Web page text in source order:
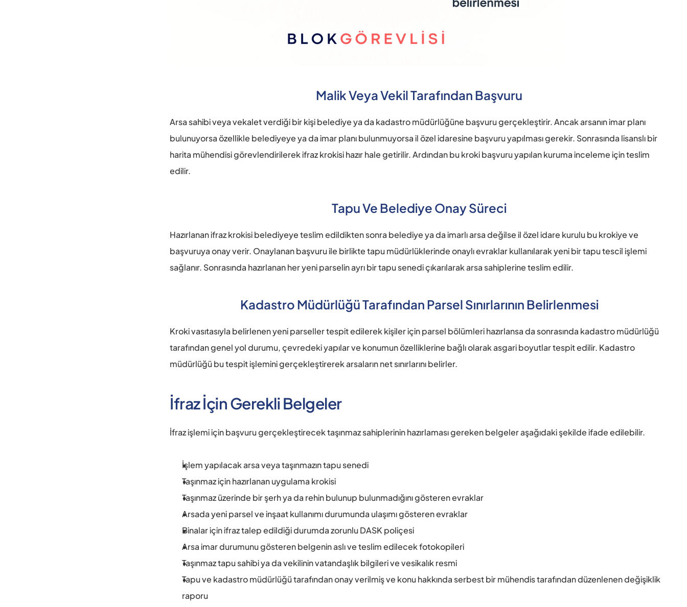
Malik Veya Vekil Tarafından Başvuru
Arsa sahibi veya vekalet verdiği bir kişi belediye ya da kadastro müdürlüğüne başvuru gerçekleştirir. Ancak arsanın imar planı
bulunuyorsa özellikle belediyeye ya da imar planı bulunmuyorsa il özel idaresine başvuru yapılması gerekir. Sonrasında lisanslı bir
harita mühendisi görevlendirilerek ifraz krokisi hazır hale getirilir. Ardından bu kroki başvuru yapılan kuruma inceleme için teslim
edilir.
Tapu Ve Belediye Onay Süreci
Hazırlanan ifraz krokisi belediyeye teslim edildikten sonra belediye ya da imarlı arsa değilse il özel idare kurulu bu krokiye ve
başvuruya onay verir. Onaylanan başvuru ile birlikte tapu müdürlüklerinde onaylı evraklar kullanılarak yeni bir tapu tescil işlemi
sağlanır. Sonrasında hazırlanan her yeni parselin ayrı bir tapu senedi çıkarılarak arsa sahiplerine teslim edilir.
Kadastro Müdürlüğü Tarafından Parsel Sınırlarının Belirlenmesi
Kroki vasıtasıyla belirlenen yeni parseller tespit edilerek kişiler için parsel bölümleri hazırlansa da sonrasında kadastro müdürlüğü
tarafından genel yol durumu, çevredeki yapılar ve konumun özelliklerine bağlı olarak asgari boyutlar tespit edilir. Kadastro
müdürlüğü bu tespit işlemini gerçekleştirerek arsaların net sınırlarını belirler.
İfraz İçin Gerekli Belgeler
İfraz işlemi için başvuru gerçekleştirecek taşınmaz sahiplerinin hazırlaması gereken belgeler aşağıdaki şekilde ifade edilebilir.
İşlem yapılacak arsa veya taşınmazın tapu senedi
Taşınmaz için hazırlanan uygulama krokisi
Taşınmaz üzerinde bir şerh ya da rehin bulunup bulunmadığını gösteren evraklar
Arsada yeni parsel ve inşaat kullanımı durumunda ulaşımı gösteren evraklar
Binalar için ifraz talep edildiği durumda zorunlu DASK poliçesi
Arsa imar durumunu gösteren belgenin aslı ve teslim edilecek fotokopileri
Taşınmaz tapu sahibi ya da vekilinin vatandaşlık bilgileri ve vesikalık resmi
Tapu ve kadastro müdürlüğü tarafından onay verilmiş ve konu hakkında serbest bir mühendis tarafından düzenlenen değişiklik
raporu